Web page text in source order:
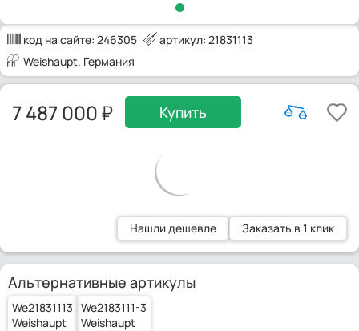
код на сайте: 246305
артикул: 21831113
Weishaupt, Германия
7 487 000 Купить
Нашли дешевле Заказать в 1 клик
Альтернативные артикулы
We21831113
Weishaupt
We2183111-3
Weishaupt